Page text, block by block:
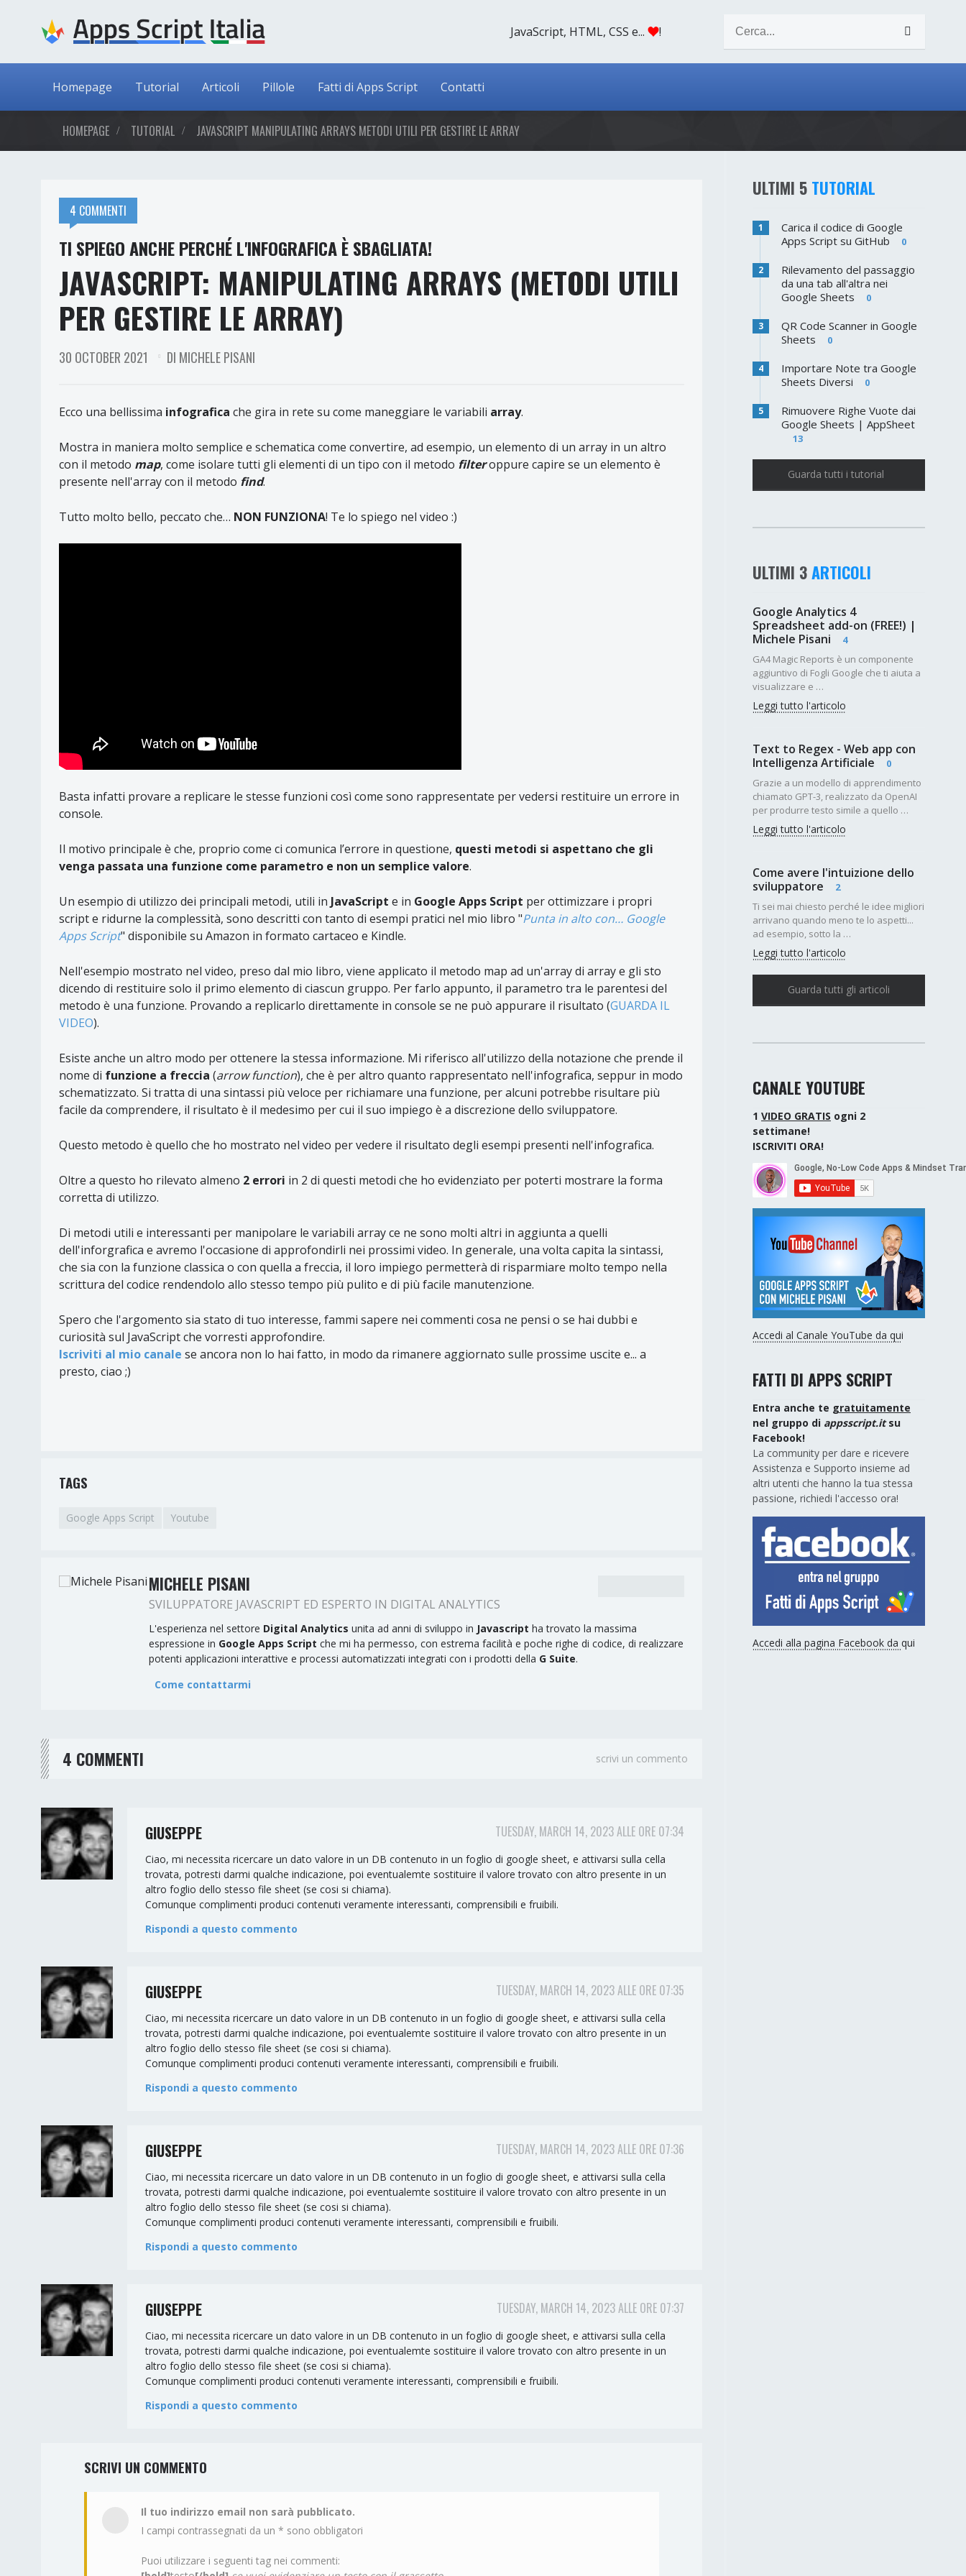
JavaScript, HTML, CSS e... !
Homepage Tutorial Articoli Pillole Fatti di Apps Script Contatti
HOMEPAGE TUTORIAL JAVASCRIPT MANIPULATING ARRAYS METODI UTILI PER GESTIRE LE ARRAY
4 COMMENTI
TI SPIEGO ANCHE PERCHÉ L'INFOGRAFICA È SBAGLIATA!
JAVASCRIPT: MANIPULATING ARRAYS (METODI UTILI
PER GESTIRE LE ARRAY)
30 OCTOBER 2021 DI MICHELE PISANI
Ecco una bellissima infografica che gira in rete su come maneggiare le variabili array.
Mostra in maniera molto semplice e schematica come convertire, ad esempio, un elemento di un array in un altro
con il metodo map, come isolare tutti gli elementi di un tipo con il metodo filteroppure capire se un elemento è
presente nell'array con il metodo find.
Tutto molto bello, peccato che… NON FUNZIONA! Te lo spiego nel video :)
Basta infatti provare a replicare le stesse funzioni così come sono rappresentate per vedersi restituire un errore in
console.
Il motivo principale è che, proprio come ci comunica l’errore in questione, questi metodi si aspettano che gli
venga passata una funzione come parametro e non un semplice valore.
Un esempio di utilizzo dei principali metodi, utili in JavaScript e in Google Apps Script per ottimizzare i propri
script e ridurne la complessità, sono descritti con tanto di esempi pratici nel mio libro "Punta in alto con… Google
Apps Script" disponibile su Amazon in formato cartaceo e Kindle.
Nell'esempio mostrato nel video, preso dal mio libro, viene applicato il metodo map ad un'array di array e gli sto
dicendo di restituire solo il primo elemento di ciascun gruppo. Per farlo appunto, il parametro tra le parentesi del
metodo è una funzione. Provando a replicarlo direttamente in console se ne può appurare il risultato (GUARDA IL
VIDEO).
Esiste anche un altro modo per ottenere la stessa informazione. Mi riferisco all'utilizzo della notazione che prende il
nome di funzione a freccia (arrow function), che è per altro quanto rappresentato nell'infografica, seppur in modo
schematizzato. Si tratta di una sintassi più veloce per richiamare una funzione, per alcuni potrebbe risultare più
facile da comprendere, il risultato è il medesimo per cui il suo impiego è a discrezione dello sviluppatore.
Questo metodo è quello che ho mostrato nel video per vedere il risultato degli esempi presenti nell'infografica.
Oltre a questo ho rilevato almeno 2 errori in 2 di questi metodi che ho evidenziato per poterti mostrare la forma
corretta di utilizzo.
Di metodi utili e interessanti per manipolare le variabili array ce ne sono molti altri in aggiunta a quelli
dell'inforgrafica e avremo l'occasione di approfondirli nei prossimi video. In generale, una volta capita la sintassi,
che sia con la funzione classica o con quella a freccia, il loro impiego permetterà di risparmiare molto tempo nella
scrittura del codice rendendolo allo stesso tempo più pulito e di più facile manutenzione.
Spero che l'argomento sia stato di tuo interesse, fammi sapere nei commenti cosa ne pensi o se hai dubbi e
curiosità sul JavaScript che vorresti approfondire.
Iscriviti al mio canale se ancora non lo hai fatto, in modo da rimanere aggiornato sulle prossime uscite e... a
presto, ciao ;)
TAGS
Google Apps Script Youtube
MICHELE PISANI
SVILUPPATORE JAVASCRIPT ED ESPERTO IN DIGITAL ANALYTICS
L'esperienza nel settore Digital Analytics unita ad anni di sviluppo in Javascript ha trovato la massima
espressione in Google Apps Script che mi ha permesso, con estrema facilità e poche righe di codice, di realizzare
potenti applicazioni interattive e processi automatizzati integrati con i prodotti della G Suite.
Come contattarmi
scrivi un commento
4 COMMENTI
TUESDAY, MARCH 14, 2023 ALLE ORE 07:34
GIUSEPPE
Ciao, mi necessita ricercare un dato valore in un DB contenuto in un foglio di google sheet, e attivarsi sulla cella
trovata, potresti darmi qualche indicazione, poi eventualemte sostituire il valore trovato con altro presente in un
altro foglio dello stesso file sheet (se cosi si chiama).
Comunque complimenti produci contenuti veramente interessanti, comprensibili e fruibili.
Rispondi a questo commento
TUESDAY, MARCH 14, 2023 ALLE ORE 07:35
GIUSEPPE
Ciao, mi necessita ricercare un dato valore in un DB contenuto in un foglio di google sheet, e attivarsi sulla cella
trovata, potresti darmi qualche indicazione, poi eventualemte sostituire il valore trovato con altro presente in un
altro foglio dello stesso file sheet (se cosi si chiama).
Comunque complimenti produci contenuti veramente interessanti, comprensibili e fruibili.
Rispondi a questo commento
TUESDAY, MARCH 14, 2023 ALLE ORE 07:36
GIUSEPPE
Ciao, mi necessita ricercare un dato valore in un DB contenuto in un foglio di google sheet, e attivarsi sulla cella
trovata, potresti darmi qualche indicazione, poi eventualemte sostituire il valore trovato con altro presente in un
altro foglio dello stesso file sheet (se cosi si chiama).
Comunque complimenti produci contenuti veramente interessanti, comprensibili e fruibili.
Rispondi a questo commento
TUESDAY, MARCH 14, 2023 ALLE ORE 07:37
GIUSEPPE
Ciao, mi necessita ricercare un dato valore in un DB contenuto in un foglio di google sheet, e attivarsi sulla cella
trovata, potresti darmi qualche indicazione, poi eventualemte sostituire il valore trovato con altro presente in un
altro foglio dello stesso file sheet (se cosi si chiama).
Comunque complimenti produci contenuti veramente interessanti, comprensibili e fruibili.
Rispondi a questo commento
SCRIVI UN COMMENTO
Il tuo indirizzo email non sarà pubblicato.
I campi contrassegnati da un * sono obbligatori
Puoi utilizzare i seguenti tag nei commenti:
ULTIMI 5 TUTORIAL
1
Carica il codice di Google
Apps Script su GitHub
0
2
Rilevamento del passaggio
da una tab all'altra nei
Google Sheets
0
3
QR Code Scanner in Google
Sheets
0
4
Importare Note tra Google
Sheets Diversi
0
5
Rimuovere Righe Vuote dai
Google Sheets | AppSheet
13
Guarda tutti i tutorial
ULTIMI 3ARTICOLI
Google Analytics 4
Spreadsheet add-on (FREE!) |
Michele Pisani
4
GA4 Magic Reports è un componente
aggiuntivo di Fogli Google che ti aiuta a
visualizzare e …
Leggi tutto l'articolo
Text to Regex - Web app con
Intelligenza Artificiale
0
Grazie a un modello di apprendimento
chiamato GPT-3, realizzato da OpenAI
per produrre testo simile a quello …
Leggi tutto l'articolo
Come avere l'intuizione dello
sviluppatore
2
Ti sei mai chiesto perché le idee migliori
arrivano quando meno te lo aspetti...
ad esempio, sotto la …
Leggi tutto l'articolo
Guarda tutti gli articoli
CANALE YOUTUBE
1 VIDEO GRATIS ogni 2
settimane!
ISCRIVITI ORA!
Accedi al Canale YouTube da qui
FATTI DI APPS SCRIPT
Entra anche te gratuitamente
nel gruppo di appsscript.itsu
Facebook!
La community per dare e ricevere
Assistenza e Supporto insieme ad
altri utenti che hanno la tua stessa
passione, richiedi l'accesso ora!
Accedi alla pagina Facebook da qui